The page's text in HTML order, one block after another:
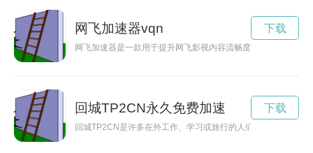
网飞加速器vqn
网飞加速器是一款用于提升网飞影视内容流畅度的工具，通过
下载
回城TP2CN永久免费加速
回城TP2CN是许多在外工作、学习或旅行的人们期盼的时刻，
下载